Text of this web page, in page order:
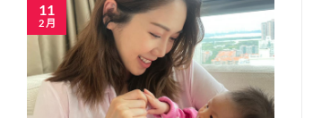
11
2 月